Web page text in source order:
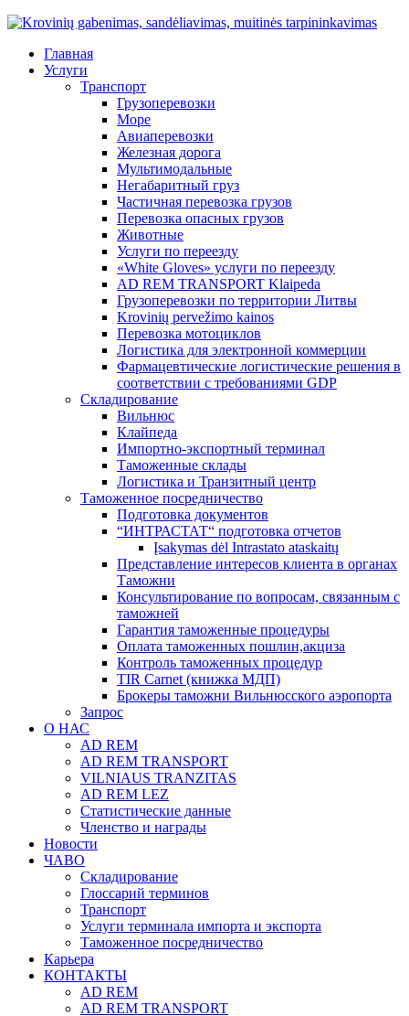
Главная
Услуги
Транспорт
Грузоперевозки
Море
Авиаперевозки
Железная дорога
Мультимодальные
Негабаритный груз
Частичная перевозка грузов
Перевозка опасных грузов
Животные
Услуги по переезду
«White Gloves» услуги по переезду
AD REM TRANSPORT Klaipeda
Грузоперевозки по территории Литвы
Krovinių pervežimo kainos
Перевозка мотоциклов
Логистика для электронной коммерции
Фармацевтические логистические решения в
соответствии с требованиями GDP
Складирование
Вильнюс
Клайпеда
Импортно-экспортный терминал
Таможенные склады
Логистика и Транзитный центр
Таможенное посредничество
Подготовка документов
“ИНТРАСТАТ“ подготовка отчетов
Įsakymas dėl Intrastato ataskaitų
Представление интересов клиента в органах
Таможни
Консультирование по вопросам, связанным с
таможней
Гарантия таможенные процедуры
Оплата таможенных пошлин,акциза
Контроль таможенных процедур
TIR Carnet (книжка МДП)
Брокеры таможни Вильнюсского аэропорта
Запрос
О НАС
AD REM
AD REM TRANSPORT
VILNIAUS TRANZITAS
AD REM LEZ
Статистические данные
Членство и награды
Новости
ЧАВО
Складирование
Глоссарий терминов
Транспорт
Услуги терминала импорта и экспорта
Таможенное посредничество
Карьера
КОНТАКТЫ
AD REM
AD REM TRANSPORT